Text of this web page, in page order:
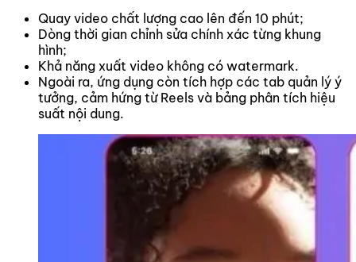
Quay video chất lượng cao lên đến 10 phút;
Dòng thời gian chỉnh sửa chính xác từng khung
hình;
Khả năng xuất video không có watermark.
Ngoài ra, ứng dụng còn tích hợp các tab quản lý ý
tưởng, cảm hứng từ Reels và bảng phân tích hiệu
suất nội dung.